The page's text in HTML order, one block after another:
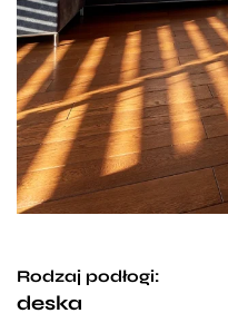
Rodzaj podłogi:
deska